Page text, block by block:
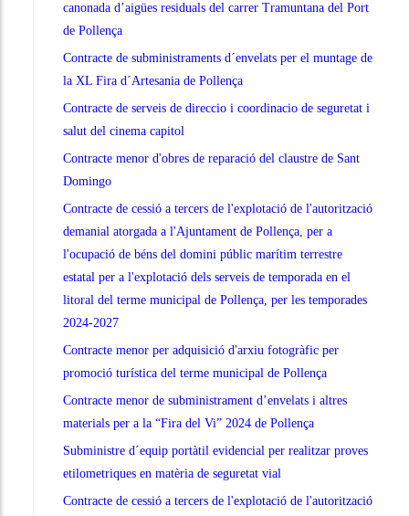
canonada d’aigües residuals del carrer Tramuntana del Port
de Pollença
Contracte de subministraments d´envelats per el muntage de
la XL Fira d´Artesania de Pollença
Contracte de serveis de direccio i coordinacio de seguretat i
salut del cinema capitol
Contracte menor d'obres de reparació del claustre de Sant
Domingo
Contracte de cessió a tercers de l'explotació de l'autorització
demanial atorgada a l'Ajuntament de Pollença, per a
l'ocupació de béns del domini públic marítim terrestre
estatal per a l'explotació dels serveis de temporada en el
litoral del terme municipal de Pollença, per les temporades
2024-2027
Contracte menor per adquisició d'arxiu fotogràfic per
promoció turística del terme municipal de Pollença
Contracte menor de subministrament d’envelats i altres
materials per a la “Fira del Vi” 2024 de Pollença
Subministre d´equip portàtil evidencial per realitzar proves
etilometriques en matèria de seguretat vial
Contracte de cessió a tercers de l'explotació de l'autorització